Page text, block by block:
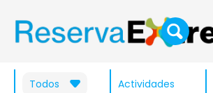
Todos Actividades